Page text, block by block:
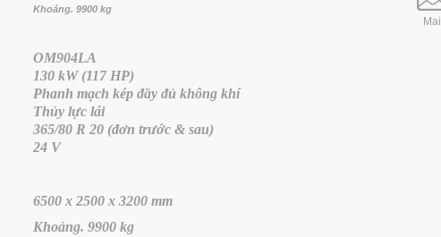
Khoảng. 9900 kg
OM904LA
130 kW (117 HP)
Phanh mạch kép đầy đủ không khí
Thủy lực lái
365/80 R 20 (đơn trước & sau)
24 V
6500 x 2500 x 3200 mm
Khoảng. 9900 kg
Mail